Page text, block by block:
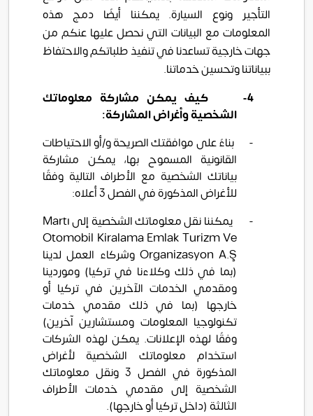
التأجير ونوع السيارة. يمكننا أيضًا دمج هذه
المعلومات مع البيانات التي نحصل عليها عنكم من
جهات خارجية تساعدنا في تنفيذ طلباتكم والاحتفاظ
ببياناتنا وتحسين خدماتنا.
4-
كيف يمكن مشاركة معلوماتك
الشخصية وأغراض المشاركة:
-
بناءً على موافقتك الصريحة و/أو الاحتياطات
القانونية المسموح بها، يمكن مشاركة
بياناتك الشخصية مع الأطراف التالية وفقًا
للأغراض المذكورة في الفصل 3 أعلاه:
-
يمكننا نقل معلوماتك الشخصية إلىMartı
Otomobil Kiralama Emlak Turizm Ve
Organizasyon A.Ş
وشركاء العمل لدينا
(بما في ذلك وكلاءنا في تركيا) وموردينا
ومقدمي الخدمات الآخرين في تركيا أو
خارجها (بما في ذلك مقدمي خدمات
تكنولوجيا المعلومات ومستشارين آخرين)
وفقًا لهذه الإعلانات. يمكن لهذه الشركات
استخدام معلوماتك الشخصية لأغراض
المذكورة في الفصل 3 ونقل معلوماتك
الشخصية إلى مقدمي خدمات الأطراف
الثالثة (داخل تركيا أو خارجها).